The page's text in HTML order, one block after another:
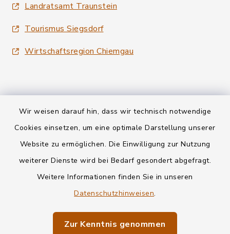
Wir weisen darauf hin, dass wir technisch notwendige
Cookies einsetzen, um eine optimale Darstellung unserer
Website zu ermöglichen. Die Einwilligung zur Nutzung
weiterer Dienste wird bei Bedarf gesondert abgefragt.
Weitere Informationen finden Sie in unseren
Datenschutzhinweisen.
Zur Kenntnis genommen
Landratsamt Traunstein
Tourismus Siegsdorf
Wirtschaftsregion Chiemgau
Kontakt
Informationspflichten